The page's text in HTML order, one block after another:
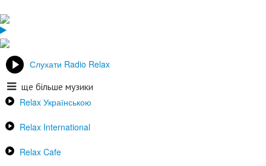
Слухати Radio Relax
ще більше музики
Relax Українською
Relax International
Relax Cafe